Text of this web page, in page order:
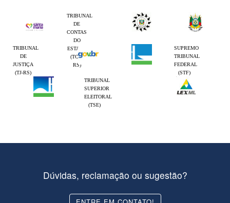
TRIBUNAL
DE
CONTAS
DO
ESTADO
(TCE-
RS)
TRIBUNAL
DE
JUSTIÇA
(TJ-RS)
SUPREMO
TRIBUNAL
FEDERAL
(STF)
TRIBUNAL
SUPERIOR
ELEITORAL
(TSE)
Dúvidas, reclamação ou sugestão?